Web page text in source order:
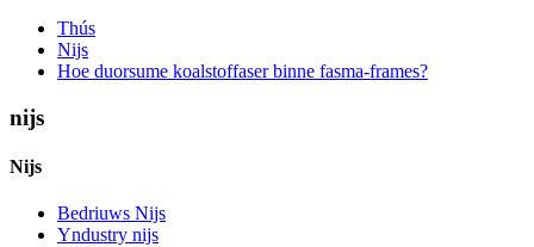
Thús
Nijs
Hoe duorsume koalstoffaser binne fasma-frames?
nijs
Nijs
Bedriuws Nijs
Yndustry nijs